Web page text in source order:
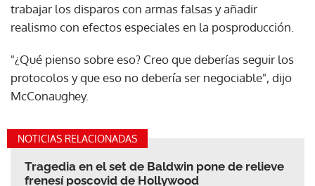
trabajar los disparos con armas falsas y añadir
realismo con efectos especiales en la posproducción.
"¿Qué pienso sobre eso? Creo que deberías seguir los
protocolos y que eso no debería ser negociable", dijo
McConaughey.
NOTICIAS RELACIONADAS
Tragedia en el set de Baldwin pone de relieve
frenesí poscovid de Hollywood